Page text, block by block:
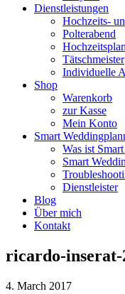
Dienstleistungen
Hochzeits-
Polterabend
Tätschmeister
Individuelle
Shop
Warenkorb
zur Kasse
Mein Konto
Smart
Was ist
Smart
Dienstleister
Blog
Über mich
Kontakt
ricardo-inserat-
4. March 2017